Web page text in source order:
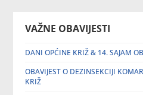
VAŽNE OBAVIJESTI
DANI OPĆINE KRIŽ & 14. SAJAM
OBAVIJEST O DEZINSEKCIJI
KRIŽ